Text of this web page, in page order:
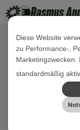
PM
Diese Website
zu Performance-,
Marketingzwecken.
standardmäßig